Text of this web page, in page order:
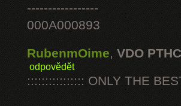
-----------------
000A000893
RubenmOime, VDO
odpovědět
:::::::::::::::: ONLY THE